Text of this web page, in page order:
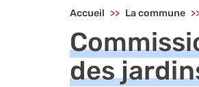
Accueil La commune
des